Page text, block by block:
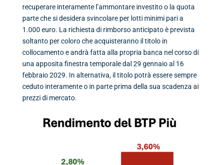
recuperare interamente l’ammontare investito o la quota
parte che si desidera svincolare per lotti minimi pari a
1.000 euro. La richiesta di rimborso anticipato è prevista
soltanto per coloro che acquisteranno il titolo in
collocamento e andrà fatta alla propria banca nel corso di
una apposita finestra temporale dal 29 gennaio al 16
febbraio 2029. In alternativa, il titolo potrà essere sempre
ceduto interamente o in parte prima della sua scadenza ai
prezzi di mercato.